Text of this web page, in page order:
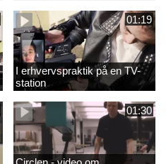
01:19
I erhvervspraktik på en TV-
station
01:30